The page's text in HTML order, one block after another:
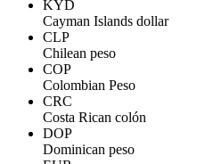
KYD
Cayman Islands dollar
CLP
Chilean peso
COP
Colombian Peso
CRC
Costa Rican colón
DOP
Dominican peso